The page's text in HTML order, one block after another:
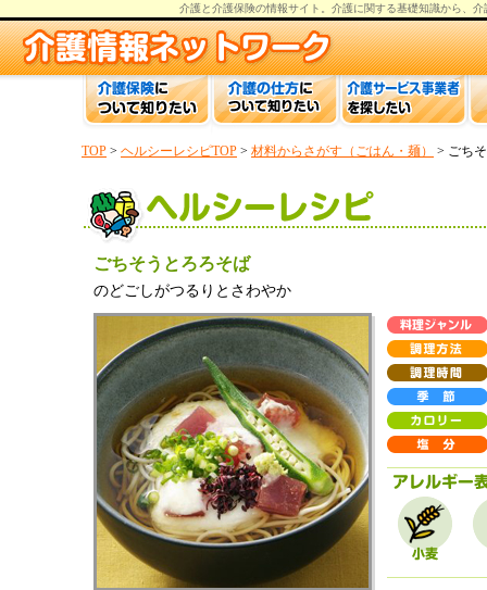
介護と介護保険の情報サイト。 介護に関する基礎知識から、 介
TOP > ヘルシーレシピTOP > 材料からさがす（ごはん・麺） > ごち
ごちそうとろろそば
のどごしがつるりとさわやか